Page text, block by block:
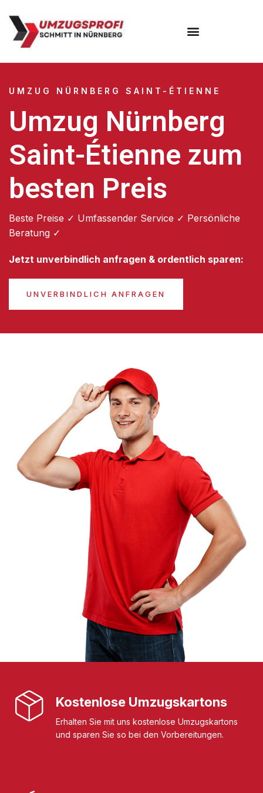
UMZUG NÜRNBERG SAINT-ÉTIENNE
Umzug Nürnberg
Saint-Étienne zum
besten Preis
Beste Preise ✓ Umfassender Service ✓ Persönliche
Beratung ✓
Jetzt unverbindlich anfragen & ordentlich sparen:
UNVERBINDLICH ANFRAGEN
Kostenlose Umzugskartons
Erhalten Sie mit uns kostenlose Umzugskartons
und sparen Sie so bei den Vorbereitungen.